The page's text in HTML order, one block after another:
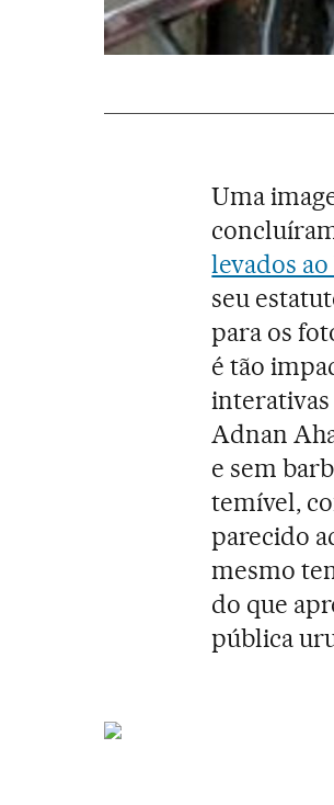
Uma
levados
seu
para os
é tão
interativas
Adnan
e sem
temível,
parecido
mesmo
do que
pública